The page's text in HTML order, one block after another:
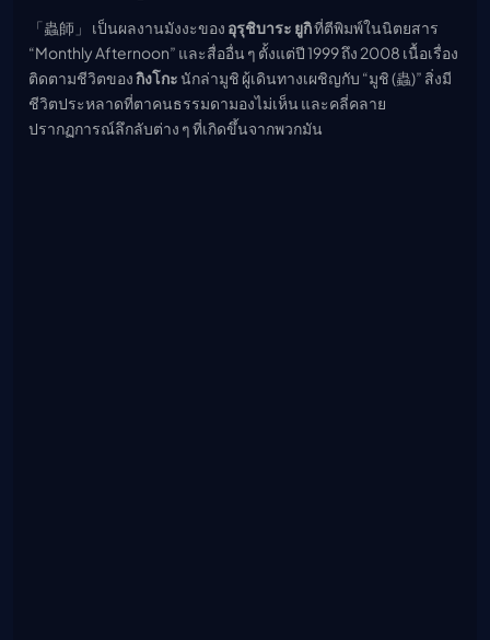
「蟲師」 เป็นผลงานมังงะของ อุรุชิบาระ ยูกิที่ตีพิมพ์ในนิตยสาร
“Monthly Afternoon” และสื่ออื่น ๆ ตั้งแต่ปี 1999 ถึง 2008 เนื้อเรื่อง
ติดตามชีวิตของกิงโกะนักล่ามูชิ ผู้เดินทางเผชิญกับ “มูชิ (蟲)” สิ่งมี
ชีวิตประหลาดที่ตาคนธรรมดามองไม่เห็น และคลี่คลาย
ปรากฏการณ์ลึกลับต่าง ๆ ที่เกิดขึ้นจากพวกมัน